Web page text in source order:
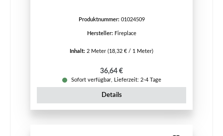
Produktnummer: 01024509
Hersteller: Fireplace
Inhalt: 2 Meter (18,32 € / 1 Meter)
Regulärer Preis:
36,64 €
Sofort verfügbar, Lieferzeit: 2-4 Tage
Details